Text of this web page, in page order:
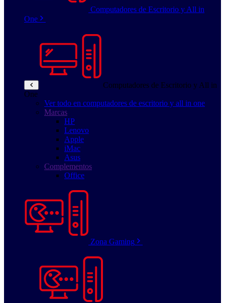
Computadores de Escritorio y All in
One
Computadores de Escritorio y All in
One
Ver todo en computadores de escritorio y all in one
Marcas
HP
Lenovo
Apple
iMac
Asus
Complementos
Office
Zona Gaming